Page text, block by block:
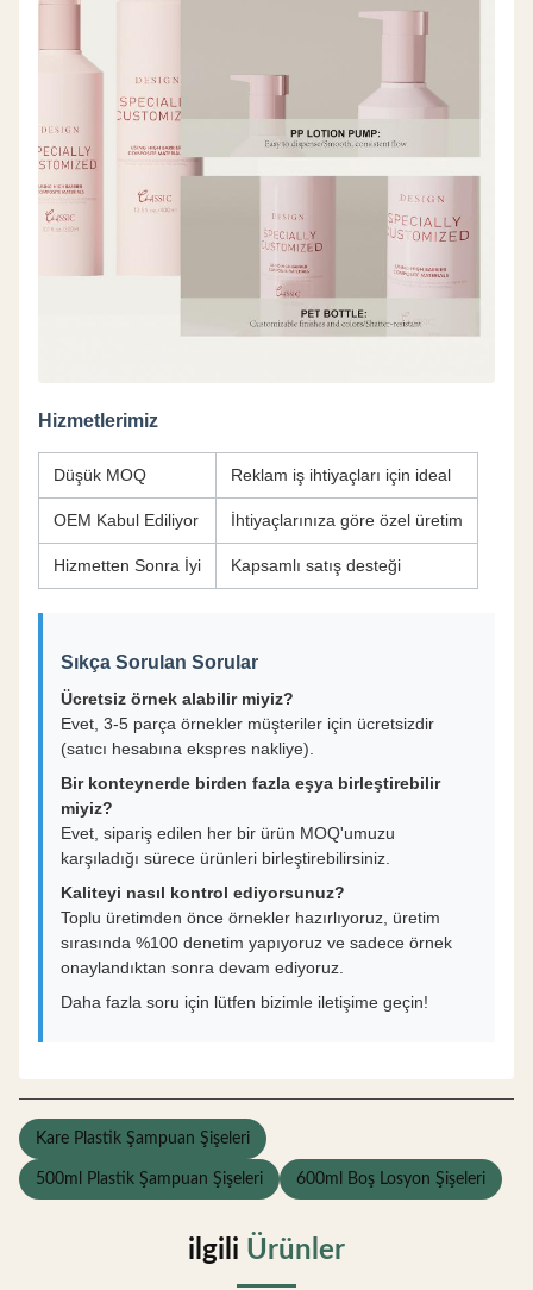
Hizmetlerimiz
Düşük MOQ Reklam iş ihtiyaçları için ideal
OEM Kabul Ediliyor İhtiyaçlarınıza göre özel üretim
Hizmetten Sonra İyi Kapsamlı satış desteği
Sıkça Sorulan Sorular
Ücretsiz örnek alabilir miyiz?
Evet, 3-5 parça örnekler müşteriler için ücretsizdir
(satıcı hesabına ekspres nakliye).
Bir konteynerde birden fazla eşya birleştirebilir
miyiz?
Evet, sipariş edilen her bir ürün MOQ'umuzu
karşıladığı sürece ürünleri birleştirebilirsiniz.
Kaliteyi nasıl kontrol ediyorsunuz?
Toplu üretimden önce örnekler hazırlıyoruz, üretim
sırasında %100 denetim yapıyoruz ve sadece örnek
onaylandıktan sonra devam ediyoruz.
Daha fazla soru için lütfen bizimle iletişime geçin!
Kare Plastik Şampuan Şişeleri
500ml Plastik Şampuan Şişeleri 600ml Boş Losyon Şişeleri
ilgili Ürünler